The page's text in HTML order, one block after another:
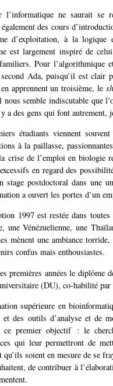
l’informatique ne saurait
des cours
d’exploitation, à la
est largement inspiré de
Pour l’algorithmique
Ada, puisqu’il est clair
apprennent un troisième, le
nous semble indiscutable que
a des gens qui font autrement,
étudiants viennent
à la paillasse,
crise de l’emploi en biologie
en regard des
stage postdoctoral dans une
a ouvert les portes d’un
1997 est restée dans
une Vénézuelienne, une
mènent une ambiance
confus mais enthousiastes.
premières années le diplôme
(DU), co-habilité
supérieure en
et des outils d’analyse et de
premier objectif : le
qui leur permettront de
qu’ils soient en mesure de se
de contribuer à